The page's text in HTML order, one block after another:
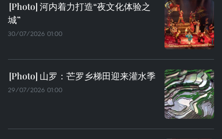
河内着力打造“夜文化体验之
城”
30/07/2026 01:00
山罗：芒罗乡梯田迎来灌水季
29/07/2026 01:00